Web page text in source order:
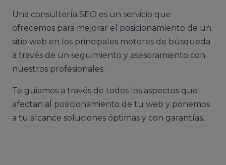
Una consultoría SEO es un servicio que
ofrecemos para mejorar el posicionamiento de un
sitio web en los principales motores de búsqueda
a través de un seguimiento y asesoramiento con
nuestros profesionales.
Te guiamos a través de todos los aspectos que
afectan al posicionamiento de tu web y ponemos
a tu alcance soluciones óptimas y con garantías.